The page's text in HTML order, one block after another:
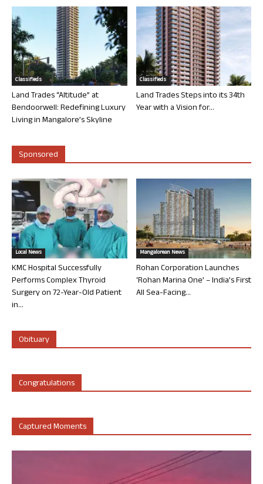
Classifieds
Land Trades “Altitude” at
Bendoorwell: Redefining Luxury
Living in Mangalore’s Skyline
Classifieds
Land Trades Steps into its 34th
Year with a Vision for...
Sponsored
Local News
KMC Hospital Successfully
Performs Complex Thyroid
Surgery on 72-Year-Old Patient
in...
Mangalorean News
Rohan Corporation Launches
‘Rohan Marina One’ – India’s First
All Sea-Facing...
Obituary
Congratulations
Captured Moments